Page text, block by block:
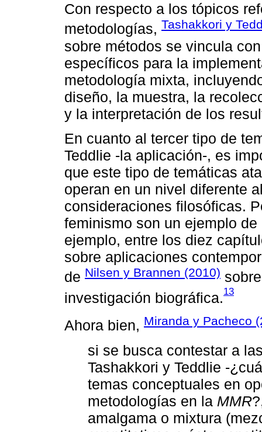
Con respecto a los tópicos
metodologías, Tashakkori y
sobre métodos se vincula
específicos para la
metodología mixta,
diseño, la muestra, la
y la interpretación de los
En cuanto al tercer tipo de
Teddlie -la aplicación-, es
que este tipo de temáticas
operan en un nivel diferente
consideraciones filosóficas.
feminismo son un ejemplo
ejemplo, entre los diez
sobre aplicaciones
de Nilsen y Brannen (2010)
investigación biográfica.13
Ahora bien, Miranda y Pacheco
si se busca contestar a
Tashakkori y Teddlie -
temas conceptuales en
metodologías en la MMR
amalgama o mixtura